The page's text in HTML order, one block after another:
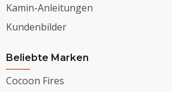
Kamin-Anleitungen
Kundenbilder
Beliebte Marken
Cocoon Fires